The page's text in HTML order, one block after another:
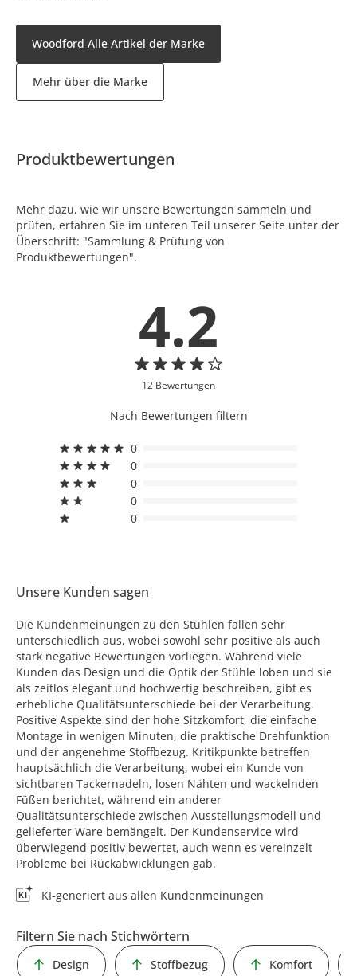
Woodford Alle Artikel der Marke
Mehr über die Marke
Produktbewertungen
Mehr dazu, wie wir unsere Bewertungen sammeln und
prüfen, erfahren Sie im unteren Teil unserer Seite unter der
Überschrift: "Sammlung & Prüfung von
Produktbewertungen".
4.2
12 Bewertungen
Nach Bewertungen filtern
0
0
0
0
0
Unsere Kunden sagen
Die Kundenmeinungen zu den Stühlen fallen sehr
unterschiedlich aus, wobei sowohl sehr positive als auch
stark negative Bewertungen vorliegen. Während viele
Kunden das Design und die Optik der Stühle loben und sie
als zeitlos elegant und hochwertig beschreiben, gibt es
erhebliche Qualitätsunterschiede bei der Verarbeitung.
Positive Aspekte sind der hohe Sitzkomfort, die einfache
Montage in wenigen Minuten, die praktische Drehfunktion
und der angenehme Stoffbezug. Kritikpunkte betreffen
hauptsächlich die Verarbeitung, wobei ein Kunde von
sichtbaren Tackernadeln, losen Nähten und wackelnden
Füßen berichtet, während ein anderer
Qualitätsunterschiede zwischen Ausstellungsmodell und
gelieferter Ware bemängelt. Der Kundenservice wird
überwiegend positiv bewertet, auch wenn es vereinzelt
Probleme bei Rückabwicklungen gab.
KI-generiert aus allen Kundenmeinungen
Filtern Sie nach Stichwörtern
Design Stoffbezug Komfort